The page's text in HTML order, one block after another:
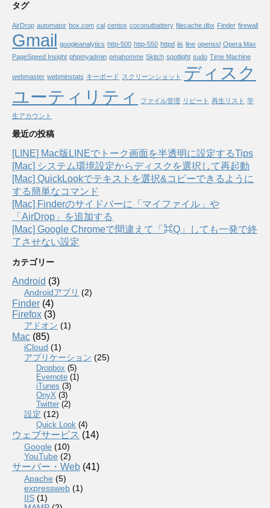
タグ
AirDrop automator box.com cal centos coconutbattery filecache.dbx Finder firewall
Gmail googleanalytics http-500 http-550 httpd iis line openssl Opera Max
PageSpeed Insight phpmyadmin pmahomme Skitch spotlight sudo Time Machine
webmaster webminstats キーボード スクリーンショット
ディスク
ユーティリティ
ファイル管理 リピート 再生リスト 学
生アカウント
最近の投稿
[LINE] Mac版LINEでトーク画面を半透明に設定するTips
[Mac] システム環境設定からディスクを選択して再起動
[Mac] QuickLookでテキストを選択&コピーできるように
する簡単なコマンド
[Mac] Finderのサイドバーに「マイファイル」や
「AirDrop」を追加する
[Mac] Google Chromeで間違えて「⌘Q」しても一発で終
了させない設定
カテゴリー
Android (3)
Androidアプリ (2)
Finder (4)
Firefox (3)
アドオン (1)
Mac (85)
iCloud (1)
アプリケーション (25)
Dropbox (5)
Evernote (1)
iTunes (3)
OnyX (3)
Twitter (2)
設定 (12)
Quick Look (4)
ウェブサービス (14)
Google (10)
YouTube (2)
サーバー・Web (41)
Apache (5)
expressweb (1)
IIS (1)